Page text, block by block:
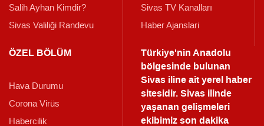
Salih Ayhan Kimdir?
Sivas Valiliği Randevu
Sivas TV Kanalları
Haber Ajanslari
ÖZEL BÖLÜM
Hava Durumu
Corona Virüs
Habercilik
Türkiye'nin Anadolu
bölgesinde bulunan
Sivas iline ait yerel haber
sitesidir. Sivas ilinde
yaşanan gelişmeleri
ekibimiz son dakika